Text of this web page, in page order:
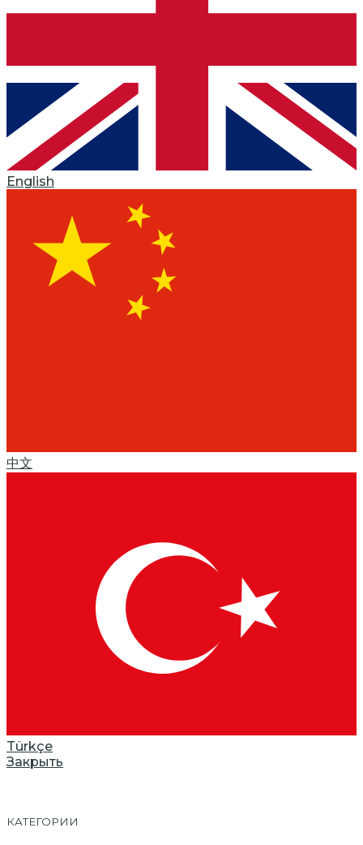
English
中文
Türkçe
Закрыть
КАТЕГОРИИ